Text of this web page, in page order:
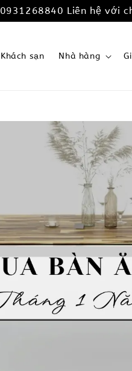
0931268840 Liên hệ với
Khách sạn Nhà hàng